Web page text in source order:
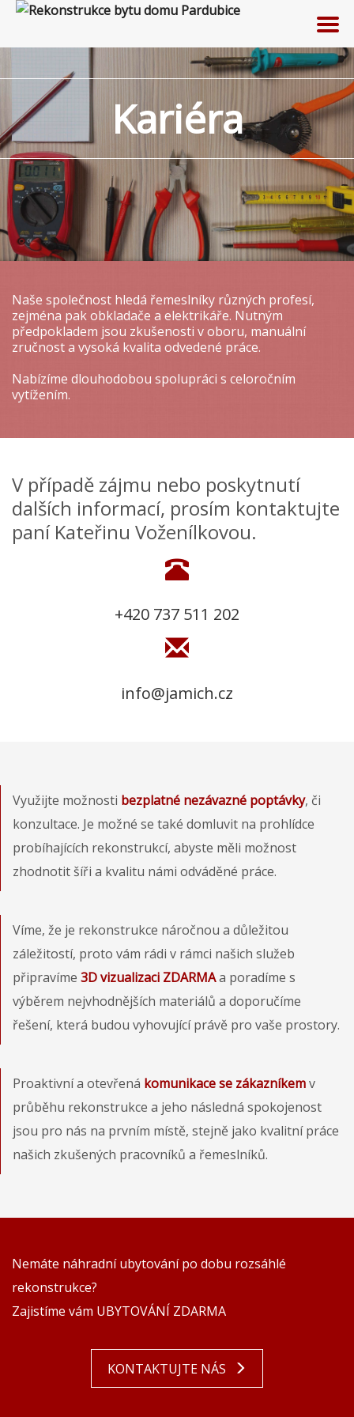
Kariéra
Naše společnost hledá řemeslníky různých profesí,
zejména pak obkladače a elektrikáře. Nutným
předpokladem jsou zkušenosti v oboru, manuální
zručnost a vysoká kvalita odvedené práce.
Nabízíme dlouhodobou spolupráci s celoročním
vytížením.
V případě zájmu nebo poskytnutí
dalších informací, prosím kontaktujte
paní Kateřinu Voženílkovou.
+420 737 511 202
info@jamich.cz
Využijte možnosti bezplatné nezávazné poptávky, či
konzultace. Je možné se také domluvit na prohlídce
probíhajících rekonstrukcí, abyste měli možnost
zhodnotit šíři a kvalitu námi odváděné práce.
Víme, že je rekonstrukce náročnou a důležitou
záležitostí, proto vám rádi v rámci našich služeb
připravíme 3D vizualizaci ZDARMAa poradíme s
výběrem nejvhodnějších materiálů a doporučíme
řešení, která budou vyhovující právě pro vaše prostory.
Proaktivní a otevřená komunikace se zákazníkemv
průběhu rekonstrukce a jeho následná spokojenost
jsou pro nás na prvním místě, stejně jako kvalitní práce
našich zkušených pracovníků a řemeslníků.
Nemáte náhradní ubytování po dobu rozsáhlé
rekonstrukce?
Zajistíme vám UBYTOVÁNÍ ZDARMA
KONTAKTUJTE NÁS